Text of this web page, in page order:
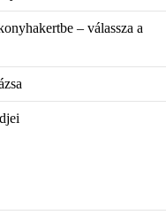
– válassza a